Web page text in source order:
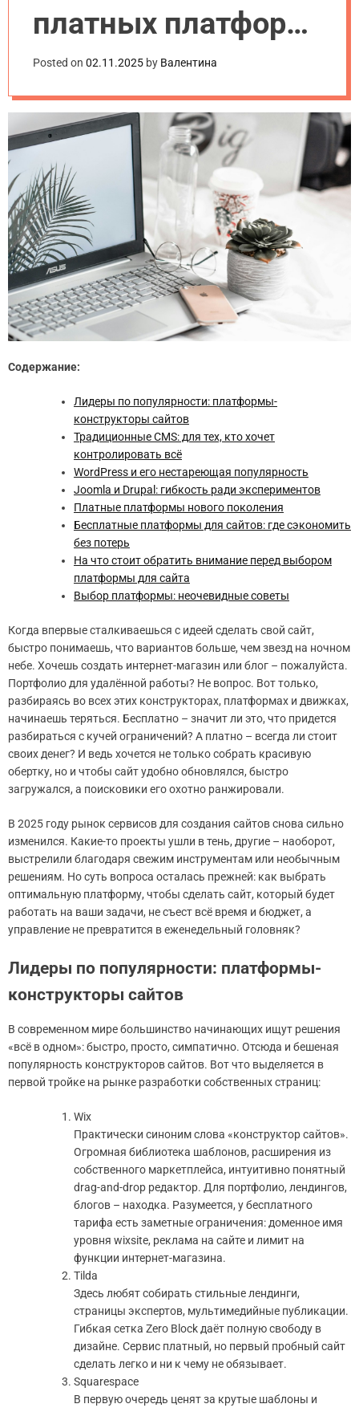
платных платформ
для создания
сайтов в 2025 году
Posted on 02.11.2025 by Валентина
Содержание:
Лидеры по популярности: платформы-
конструкторы сайтов
Традиционные CMS: для тех, кто хочет
контролировать всё
WordPress и его нестареющая популярность
Joomla и Drupal: гибкость ради экспериментов
Платные платформы нового поколения
Бесплатные платформы для сайтов: где сэкономить
без потерь
На что стоит обратить внимание перед выбором
платформы для сайта
Выбор платформы: неочевидные советы
Когда впервые сталкиваешься с идеей сделать свой сайт,
быстро понимаешь, что вариантов больше, чем звезд на ночном
небе. Хочешь создать интернет-магазин или блог – пожалуйста.
Портфолио для удалённой работы? Не вопрос. Вот только,
разбираясь во всех этих конструкторах, платформах и движках,
начинаешь теряться. Бесплатно – значит ли это, что придется
разбираться с кучей ограничений? А платно – всегда ли стоит
своих денег? И ведь хочется не только собрать красивую
обертку, но и чтобы сайт удобно обновлялся, быстро
загружался, а поисковики его охотно ранжировали.
В 2025 году рынок сервисов для создания сайтов снова сильно
изменился. Какие-то проекты ушли в тень, другие – наоборот,
выстрелили благодаря свежим инструментам или необычным
решениям. Но суть вопроса осталась прежней: как выбрать
оптимальную платформу, чтобы сделать сайт, который будет
работать на ваши задачи, не съест всё время и бюджет, а
управление не превратится в еженедельный головняк?
Лидеры по популярности: платформы-
конструкторы сайтов
В современном мире большинство начинающих ищут решения
«всё в одном»: быстро, просто, симпатично. Отсюда и бешеная
популярность конструкторов сайтов. Вот что выделяется в
первой тройке на рынке разработки собственных страниц:
Wix
Практически синоним слова «конструктор сайтов».
Огромная библиотека шаблонов, расширения из
собственного маркетплейса, интуитивно понятный
drag-and-drop редактор. Для портфолио, лендингов,
блогов – находка. Разумеется, у бесплатного
тарифа есть заметные ограничения: доменное имя
уровня wixsite, реклама на сайте и лимит на
функции интернет-магазина.
Tilda
Здесь любят собирать стильные лендинги,
страницы экспертов, мультимедийные публикации.
Гибкая сетка Zero Block даёт полную свободу в
дизайне. Сервис платный, но первый пробный сайт
сделать легко и ни к чему не обязывает.
Squarespace
В первую очередь ценят за крутые шаблоны и